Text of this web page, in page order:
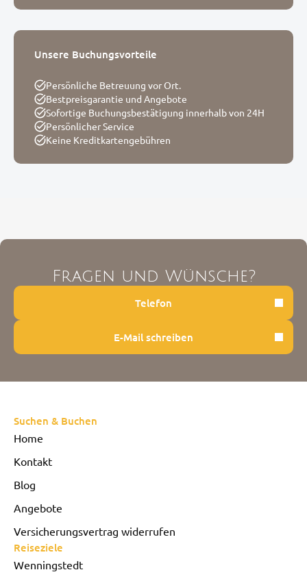
Unsere Buchungsvorteile
Persönliche Betreuung vor Ort.
Bestpreisgarantie und Angebote
Sofortige Buchungsbestätigung innerhalb von 24H
Persönlicher Service
Keine Kreditkartengebühren
Fragen und Wünsche?
Telefon
E-Mail schreiben
Suchen & Buchen
Home
Kontakt
Blog
Angebote
Versicherungsvertrag widerrufen
Reiseziele
Wenningstedt